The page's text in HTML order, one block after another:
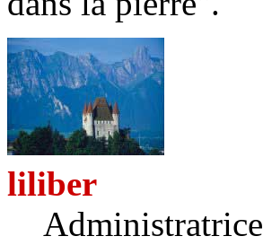
liliber
Administratrice